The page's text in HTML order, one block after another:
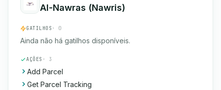
Al-Nawras (Nawris)
GATILHOS · 0
Ainda não há gatilhos disponíveis.
AÇÕES · 3
Add Parcel
Get Parcel Tracking